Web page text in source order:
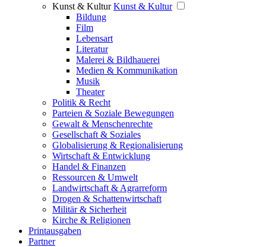
Kunst & Kultur Kunst & Kultur
Bildung
Film
Lebensart
Literatur
Malerei & Bildhauerei
Medien & Kommunikation
Musik
Theater
Politik & Recht
Parteien & Soziale Bewegungen
Gewalt & Menschenrechte
Gesellschaft & Soziales
Globalisierung & Regionalisierung
Wirtschaft & Entwicklung
Handel & Finanzen
Ressourcen & Umwelt
Landwirtschaft & Agrarreform
Drogen & Schattenwirtschaft
Militär & Sicherheit
Kirche & Religionen
Printausgaben
Partner